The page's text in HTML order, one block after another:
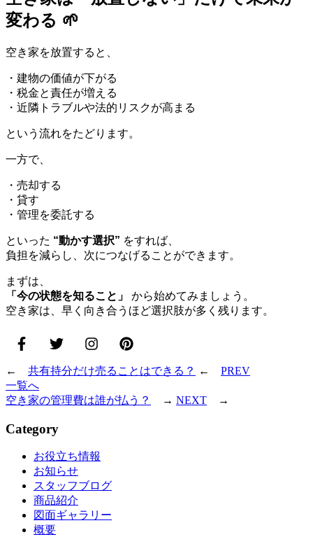
変わる 🌱
空き家を放置すると、
・建物の価値が下がる
・税金と責任が増える
・近隣トラブルや法的リスクが高まる
という流れをたどります。
一方で、
・売却する
・貸す
・管理を委託する
といった “動かす選択” をすれば、
負担を減らし、次につなげることができます。
まずは、
「今の状態を知ること」
から始めてみましょう。
空き家は、早く向き合うほど選択肢が多く残ります。
← 共有持分だけ売ることはできる？ ← PREV
一覧へ
空き家の管理費は誰が払う？
→ NEXT →
Category
お役立ち情報
お知らせ
スタッフブログ
商品紹介
図面ギャラリー
概要